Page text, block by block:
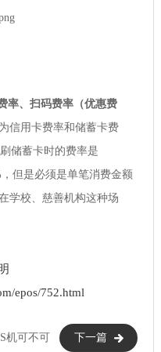
率、扫码费率（优惠费
信用卡费率和储蓄卡费
储蓄卡时的费率是
但是必须是单笔消费金额
学校、慈善机构这种场
epos/752.html
下一篇
机可不可